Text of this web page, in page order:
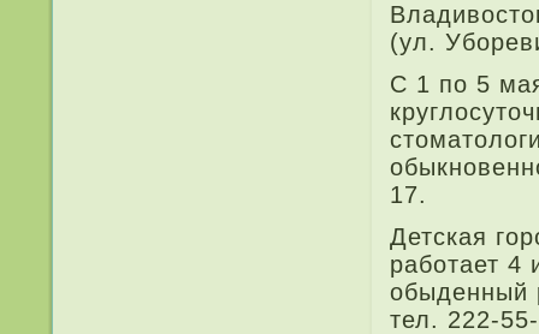
(ул.
С 1 по 5
17.
Детская
работает
обыденный
тел. 222-